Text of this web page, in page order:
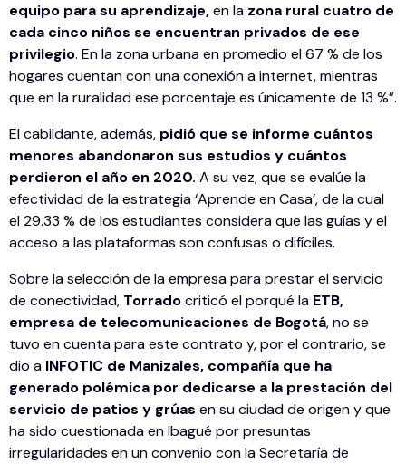
equipo para su aprendizaje,en la zona rural cuatro de
cada cinco niños se encuentran privados de ese
privilegio. En la zona urbana en promedio el 67 % de los
hogares cuentan con una conexión a internet, mientras
que en la ruralidad ese porcentaje es únicamente de 13 %”.
El cabildante, además, pidió que se informe cuántos
menores abandonaron sus estudios y cuántos
perdieron el año en 2020. A su vez, que se evalúe la
efectividad de la estrategia ‘Aprende en Casa’, de la cual
el 29.33 % de los estudiantes considera que las guías y el
acceso a las plataformas son confusas o difíciles.
Sobre la selección de la empresa para prestar el servicio
de conectividad, Torradocriticó el porqué la ETB,
empresa de telecomunicaciones de Bogotá, no se
tuvo en cuenta para este contrato y, por el contrario, se
dio a INFOTIC de Manizales, compañía que ha
generado polémica por dedicarse a la prestación del
servicio de patios y grúas en su ciudad de origen y que
ha sido cuestionada en Ibagué por presuntas
irregularidades en un convenio con la Secretaría de